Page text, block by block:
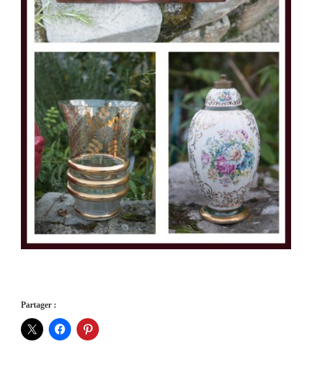
Partager :